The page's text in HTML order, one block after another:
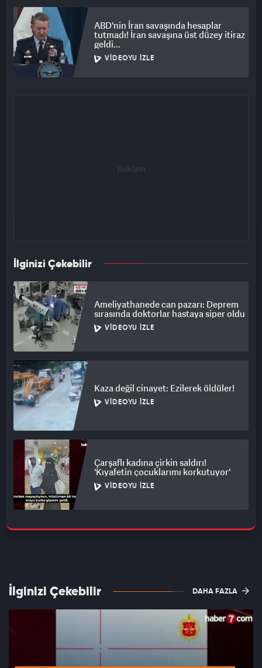
ABD'nin İran savaşında hesaplar
tutmadı! İran savaşına üst düzey itiraz
geldi...
VIDEOYU İZLE
İlginizi Çekebilir
Ameliyathanede can pazarı: Deprem
sırasında doktorlar hastaya siper oldu
VIDEOYU İZLE
Kaza değil cinayet: Ezilerek öldüler!
VIDEOYU İZLE
Çarşaflı kadına çirkin saldırı!
'Kıyafetin çocuklarımı korkutuyor'
VIDEOYU İZLE
İlginizi Çekebilir DAHA FAZLA